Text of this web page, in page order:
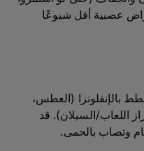
عصبية أقل شيوعًا
بالإنفلونزا (العطس،
اللعاب/السيلان). قد
وتصاب بالحمى.